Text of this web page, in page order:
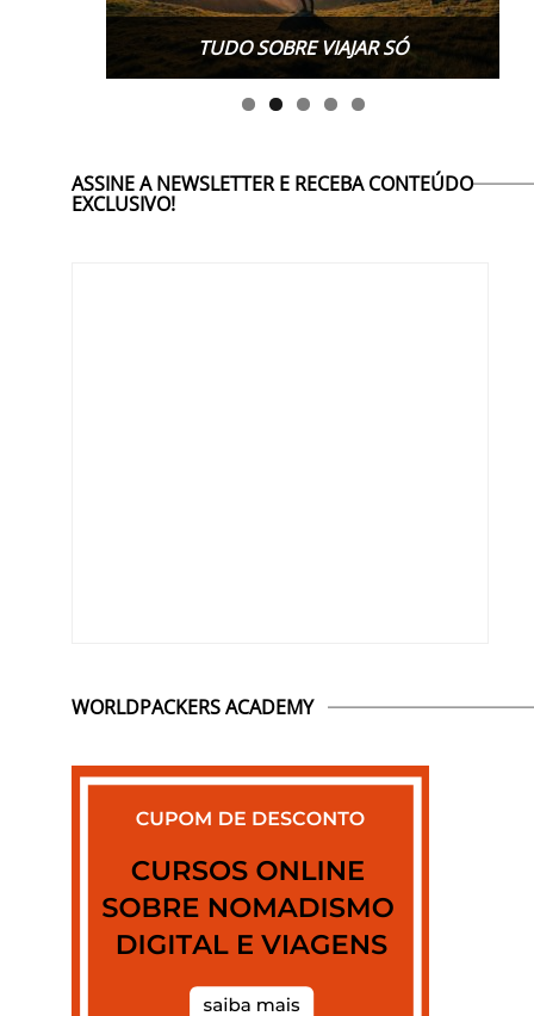
TUDO SOBRE WORK EXCHANGE
ASSINE A NEWSLETTER E RECEBA CONTEÚDO
EXCLUSIVO!
WORLDPACKERS ACADEMY